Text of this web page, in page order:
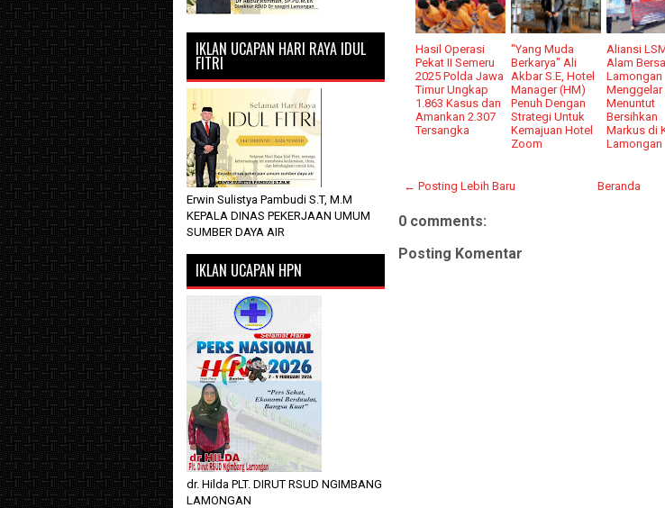
Hasil Operasi
Pekat II Semeru
2025 Polda Jawa
Timur Ungkap
1.863 Kasus dan
Amankan 2.307
Tersangka
"Yang Muda
Berkarya" Ali
Akbar S.E, Hotel
Manager (HM)
Penuh Dengan
Strategi Untuk
Kemajuan Hotel
Zoom
Aliansi
Alam
Lamongan
Menuntut
Bersihkan
Markus di
Lamongan
← Posting Lebih Baru Beranda
0 comments:
Posting Komentar
IKLAN UCAPAN HARI RAYA IDUL
FITRI
Erwin Sulistya Pambudi S.T, M.M
KEPALA DINAS PEKERJAAN UMUM
SUMBER DAYA AIR
IKLAN UCAPAN HPN
dr. Hilda PLT. DIRUT RSUD NGIMBANG
LAMONGAN